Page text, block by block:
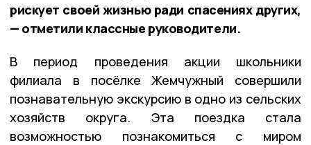
рискует своей жизнью ради спасениях других,
— отметили классные руководители.
В период проведения акции школьники
филиала в посёлке Жемчужный совершили
познавательную экскурсию в одно из сельских
хозяйств округа. Эта поездка стала
возможностью познакомиться с миром